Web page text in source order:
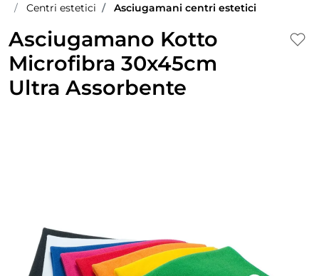
Centri estetici
Asciugamani centri estetici
Asciugamano Kotto
Microfibra 30x45cm
Ultra Assorbente